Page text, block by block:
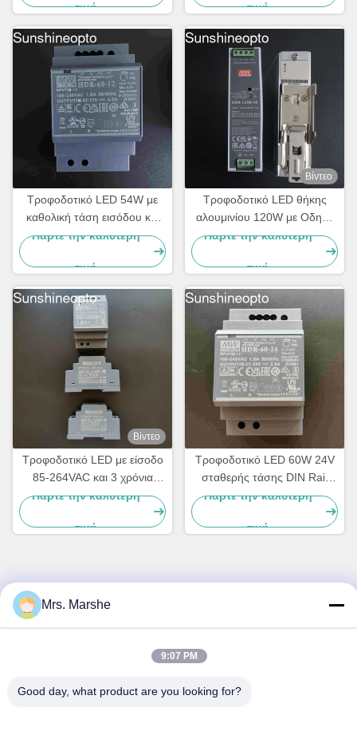
τιμή τιμή
Τροφοδοτικό LED 54W με
καθολική τάση εισόδου και
πιστοποιημένη συμμόρφωση
συστήματα φωτισμού LED
Πάρτε την καλύτερη
τιμή
Βίντεο
Τροφοδοτικό LED θήκης
αλουμινίου 120W με Οδηγό
LED σταθερής τάσης εξόδου
Πάρτε την καλύτερη
τιμή
Βίντεο
Τροφοδοτικό LED με είσοδο
85-264VAC και 3 χρόνια
εγγύηση για φωτισμό
Πάρτε την καλύτερη
τιμή
Τροφοδοτικό LED 60W 24V
σταθερής τάσης DIN Rail
που τοποθετείται για οικιακό
και βιομηχανικό φωτισμό
Πάρτε την καλύτερη
τιμή
Γρήγορη επικοινωνία
Room7E, εμποδίστε το Α, κτήριο Binfen Shiji, δρόμος
Mrs. Marshe
9:07 PM
Good day, what product are you looking for?